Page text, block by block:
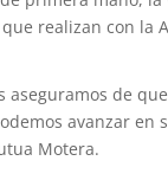
realizan con la
de
avanzar en
Motera.